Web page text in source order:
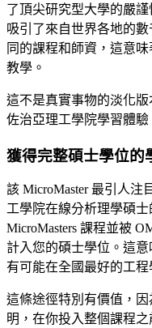
了頂尖研究型大學的嚴
吸引了來自世界各地的
同的課程和師資，這意
教學。
這不是真實事物的淡化
佐治亞理工學院學習體驗
獲得完整碩士學位的
該 MicroMaster 最引人注
工學院在線分析理學碩
MicroMasters 課程並被
計入您的碩士學位。這
有可能在全國最好的工
這條途徑特別有價值，
明，在你投入整個課程